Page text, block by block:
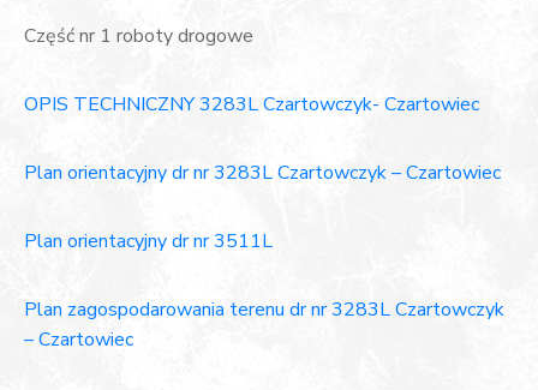
Część nr 1 roboty drogowe
OPIS TECHNICZNY 3283L Czartowczyk- Czartowiec
Plan orientacyjny dr nr 3283L Czartowczyk – Czartowiec
Plan orientacyjny dr nr 3511L
Plan zagospodarowania terenu dr nr 3283L Czartowczyk
– Czartowiec